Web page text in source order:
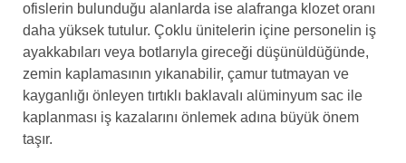
ofislerin bulunduğu alanlarda ise alafranga klozet oranı
daha yüksek tutulur. Çoklu ünitelerin içine personelin iş
ayakkabıları veya botlarıyla gireceği düşünüldüğünde,
zemin kaplamasının yıkanabilir, çamur tutmayan ve
kayganlığı önleyen tırtıklı baklavalı alüminyum sac ile
kaplanması iş kazalarını önlemek adına büyük önem
taşır.